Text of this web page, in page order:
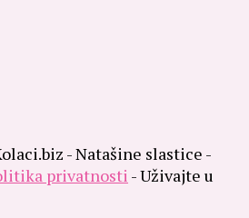
- Natašine slastice -
privatnosti - Uživajte u